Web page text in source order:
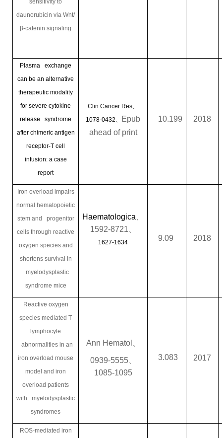
daunorubicin via Wnt/
β-catenin signaling
Plasma exchange
can be an alternative
therapeutic modality
for severe cytokine
release syndrome
after chimeric antigen
receptor-T cell
infusion: a case
report
Clin Cancer Res
1078-0432
Epub
ahead of print
10.199 2018
Iron overload impairs
normal hematopoietic
stem and progenitor
cells through reactive
oxygen species and
shortens survival in
myelodysplastic
syndrome mice
Haematologica
1592-8721
1627-1634 9.09 2018
Reactive oxygen
species mediated T
lymphocyte
abnormalities in an
iron overload mouse
model and iron
overload patients
with myelodysplastic
syndromes
Ann Hematol
0939-5555、
1085-1095
3.083 2017
ROS-mediated iron